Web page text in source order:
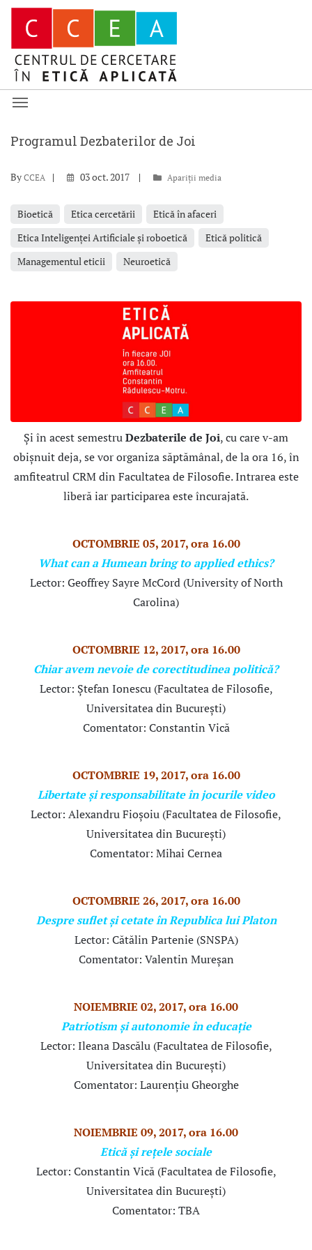
Programul Dezbaterilor de Joi
By CCEA 03 oct. 2017 Apariții media
Bioetică Etica cercetării
Etică în afaceri
Etica Inteligenței Artificiale și roboetică
Etică politică
Managementul eticii
Neuroetică
Și în acest semestruDezbaterile de Joi, cu care v-am
obișnuit deja, se vor organiza săptămânal, de la ora 16, în
amfiteatrul CRM din Facultatea de Filosofie. Intrarea este
liberă iar participarea este încurajată.
OCTOMBRIE 05, 2017, ora 16.00
What can a Humean bring to applied ethics?
Lector: Geoffrey Sayre McCord (University of North
Carolina)
OCTOMBRIE 12, 2017, ora 16.00
Chiar avem nevoie de corectitudinea politică?
Lector: Ștefan Ionescu (Facultatea de Filosofie,
Universitatea din București)
Comentator: Constantin Vică
OCTOMBRIE 19, 2017, ora 16.00
Libertate și responsabilitate în jocurile video
Lector: Alexandru Fioșoiu (Facultatea de Filosofie,
Universitatea din București)
Comentator: Mihai Cernea
OCTOMBRIE 26, 2017, ora 16.00
Despre suflet și cetate în Republica lui Platon
Lector: Cătălin Partenie (SNSPA)
Comentator: Valentin Mureșan
NOIEMBRIE 02, 2017, ora 16.00
Patriotism și autonomie în educație
Lector: Ileana Dascălu (Facultatea de Filosofie,
Universitatea din București)
Comentator: Laurențiu Gheorghe
NOIEMBRIE 09, 2017, ora 16.00
Etică și rețele sociale
Lector: Constantin Vică (Facultatea de Filosofie,
Universitatea din București)
Comentator: TBA